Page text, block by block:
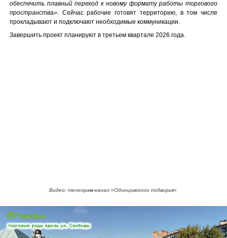
обеспечить плавный переход к новому формату работы торгового
пространства» . Сейчас рабочие готовят территорию, в том числе
прокладывают и подключают необходимые коммуникации.
Завершить проект планируют в третьем квартале 2026 года.
Видео: телеграм-канал «Одинцовского подворья»